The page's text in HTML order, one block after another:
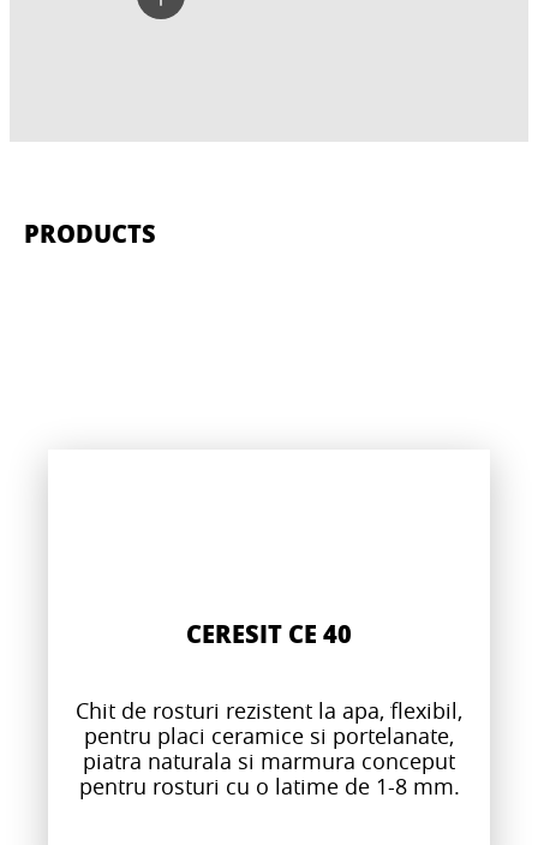
PRODUCTS
CERESIT CE 40
Chit de rosturi rezistent la apa, flexibil,
pentru placi ceramice si portelanate,
piatra naturala si marmura conceput
pentru rosturi cu o latime de 1-8 mm.